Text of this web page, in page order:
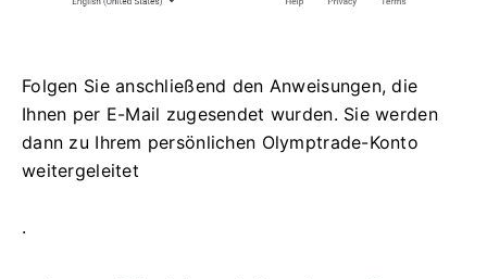
Folgen Sie anschließend den Anweisungen, die
Ihnen per E-Mail zugesendet wurden. Sie werden
dann zu Ihrem persönlichen Olymptrade-Konto
weitergeleitet
.